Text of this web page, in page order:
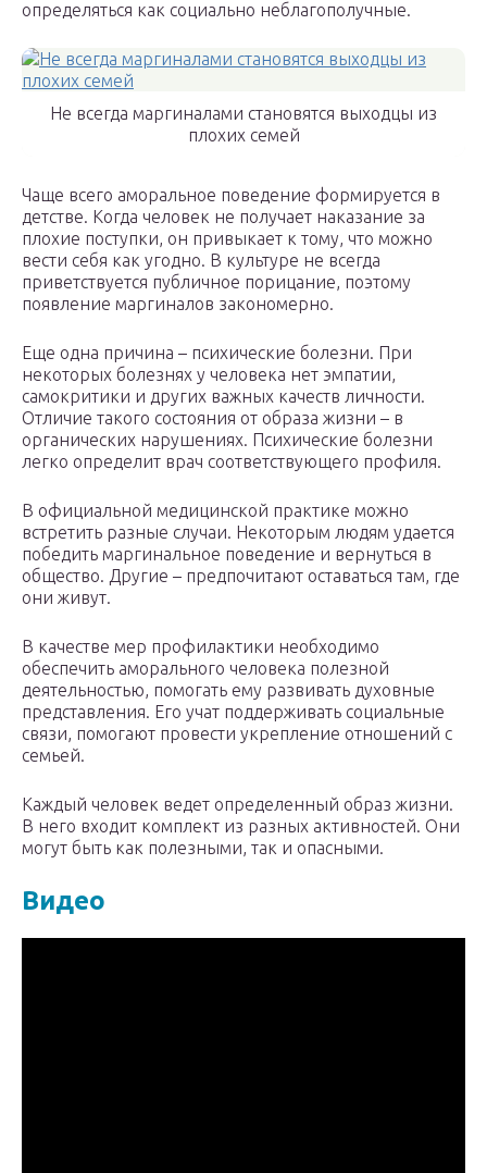
определяться как социально неблагополучные.
Не всегда маргиналами становятся выходцы из
плохих семей
Чаще всего аморальное поведение формируется в
детстве. Когда человек не получает наказание за
плохие поступки, он привыкает к тому, что можно
вести себя как угодно. В культуре не всегда
приветствуется публичное порицание, поэтому
появление маргиналов закономерно.
Еще одна причина – психические болезни. При
некоторых болезнях у человека нет эмпатии,
самокритики и других важных качеств личности.
Отличие такого состояния от образа жизни – в
органических нарушениях. Психические болезни
легко определит врач соответствующего профиля.
В официальной медицинской практике можно
встретить разные случаи. Некоторым людям удается
победить маргинальное поведение и вернуться в
общество. Другие – предпочитают оставаться там, где
они живут.
В качестве мер профилактики необходимо
обеспечить аморального человека полезной
деятельностью, помогать ему развивать духовные
представления. Его учат поддерживать социальные
связи, помогают провести укрепление отношений с
семьей.
Каждый человек ведет определенный образ жизни.
В него входит комплект из разных активностей. Они
могут быть как полезными, так и опасными.
Видео